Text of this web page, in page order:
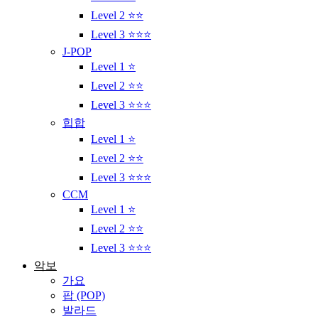
Level 2 ⭐⭐
Level 3 ⭐⭐⭐
J-POP
Level 1 ⭐
Level 2 ⭐⭐
Level 3 ⭐⭐⭐
힙합
Level 1 ⭐
Level 2 ⭐⭐
Level 3 ⭐⭐⭐
CCM
Level 1 ⭐
Level 2 ⭐⭐
Level 3 ⭐⭐⭐
악보
가요
팝 (POP)
발라드